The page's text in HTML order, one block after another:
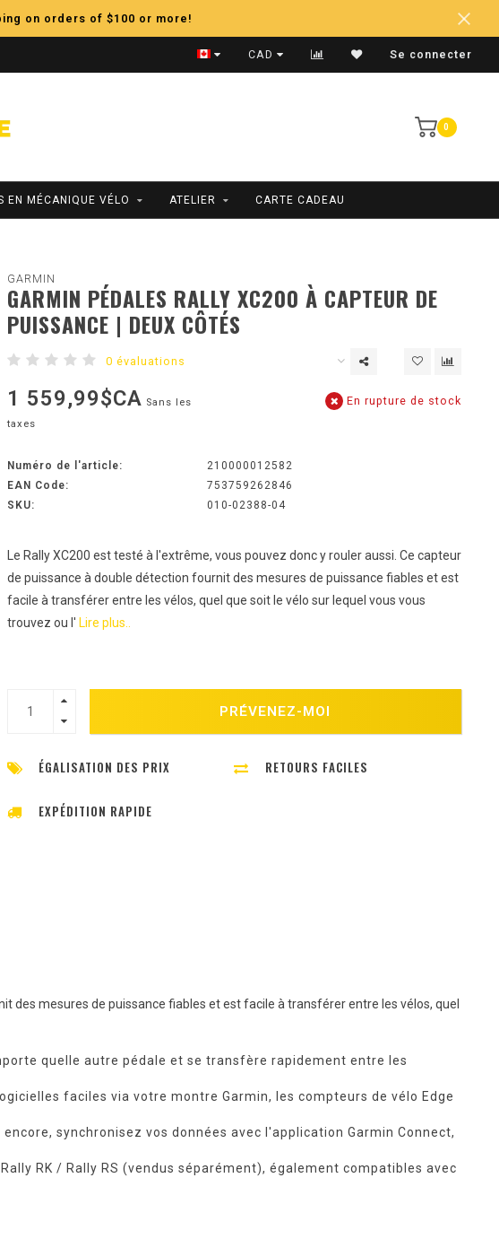
on orders of $100 or more!
Expédition Rapide
CAD Se connecter
0
EN MÉCANIQUE VÉLO ATELIER CARTE CADEAU
GARMIN
GARMIN PÉDALES RALLY XC200 À CAPTEUR DE
PUISSANCE | DEUX CÔTÉS
0 évaluations
1 559,99$CA Sans les
taxes
En rupture de stock
Numéro de l'article:
210000012582
EAN Code:
753759262846
SKU:
010-02388-04
Le Rally XC200 est testé à l'extrême, vous pouvez donc y rouler aussi. Ce capteur
de puissance à double détection fournit des mesures de puissance fiables et est
facile à transférer entre les vélos, quel que soit le vélo sur lequel vous vous
trouvez ou l' Lire plus..
PRÉVENEZ-MOI
ÉGALISATION DES PRIX RETOURS FACILES
EXPÉDITION RAPIDE
des mesures de puissance fiables et est facile à transférer entre les vélos, quel
quelle autre pédale et se transfère rapidement entre les
faciles via votre montre Garmin, les compteurs de vélo Edge
synchronisez vos données avec l'application Garmin Connect,
RK / Rally RS (vendus séparément), également compatibles avec